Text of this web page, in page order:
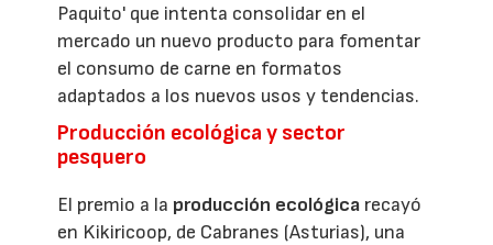
Paquito' que intenta consolidar en el
mercado un nuevo producto para fomentar
el consumo de carne en formatos
adaptados a los nuevos usos y tendencias.
Producción ecológica y sector
pesquero
El premio a la producción ecológica recayó
en Kikiricoop, de Cabranes (Asturias), una